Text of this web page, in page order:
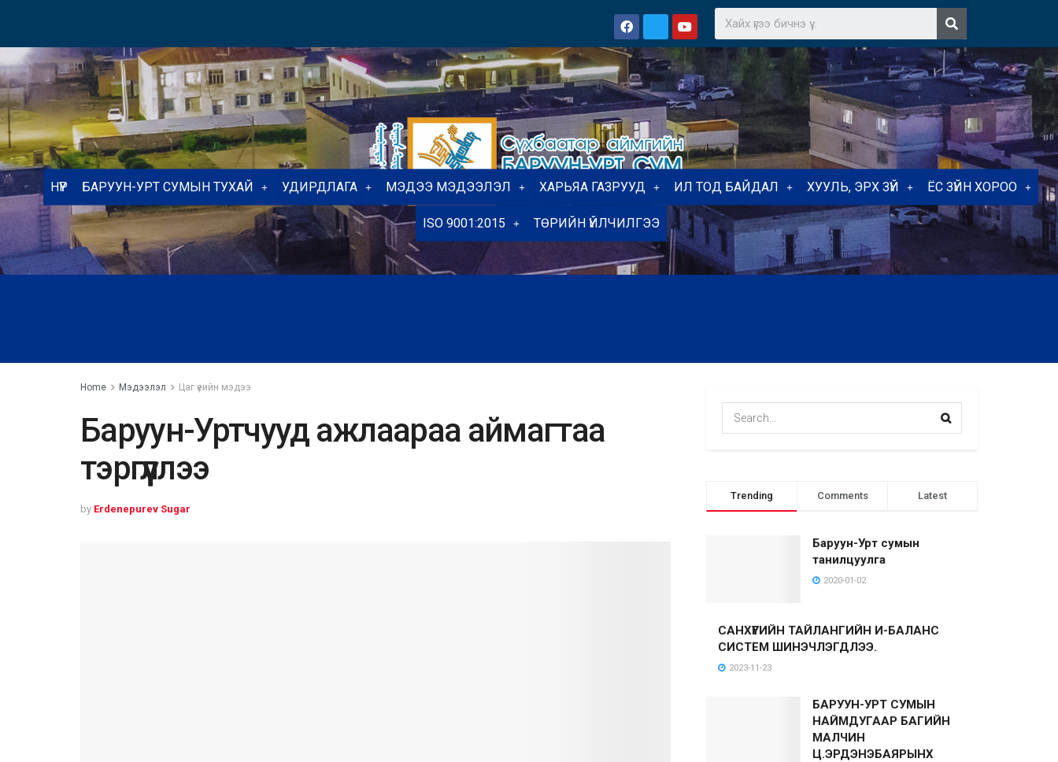
НҮҮР БАРУУН-УРТ СУМЫН ТУХАЙ УДИРДЛАГА МЭДЭЭ МЭДЭЭЛЭЛ ХАРЬЯА ГАЗРУУД ИЛ ТОД БАЙДАЛ ХУУЛЬ, ЭРХ ЗҮЙ ЁС ЗҮЙН ХОРОО
ISO 9001:2015 ТӨРИЙН ҮЙЛЧИЛГЭЭ
Home Мэдээлэл Цаг үеийн мэдээ
Баруун-Уртчууд ажлаараа аймагтаа
тэргүүллээ
by Erdenepurev Sugar
Trending Comments Latest
Баруун-Урт сумын
танилцуулга
2020-01-02
САНХҮҮГИЙН ТАЙЛАНГИЙН И-БАЛАНС
СИСТЕМ ШИНЭЧЛЭГДЛЭЭ.
2023-11-23
БАРУУН-УРТ СУМЫН
НАЙМДУГААР БАГИЙН
МАЛЧИН
Ц.ЭРДЭНЭБАЯРЫНХ